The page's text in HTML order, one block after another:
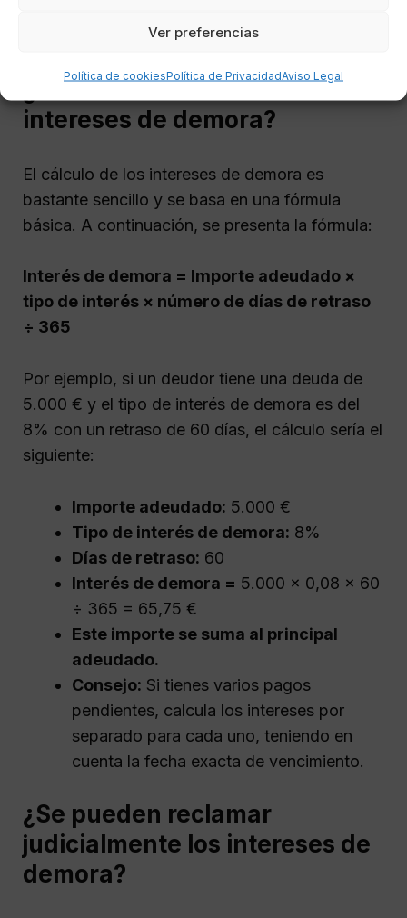
Ver preferencias
Política de cookiesPolítica de PrivacidadAviso Legal
¿Cómo se calculan los
intereses de demora?
El cálculo de los intereses de demora es
bastante sencillo y se basa en una fórmula
básica. A continuación, se presenta la fórmula:
Interés de demora = Importe adeudado ×
tipo de interés × número de días de retraso
÷ 365
Por ejemplo, si un deudor tiene una deuda de
5.000 € y el tipo de interés de demora es del
8% con un retraso de 60 días, el cálculo sería el
siguiente:
Importe adeudado: 5.000 €
Tipo de interés de demora: 8%
Días de retraso: 60
Interés de demora = 5.000 × 0,08 × 60
÷ 365 = 65,75 €
Este importe se suma al principal
adeudado.
Consejo: Si tienes varios pagos
pendientes, calcula los intereses por
separado para cada uno, teniendo en
cuenta la fecha exacta de vencimiento.
¿Se pueden reclamar
judicialmente los intereses de
demora?